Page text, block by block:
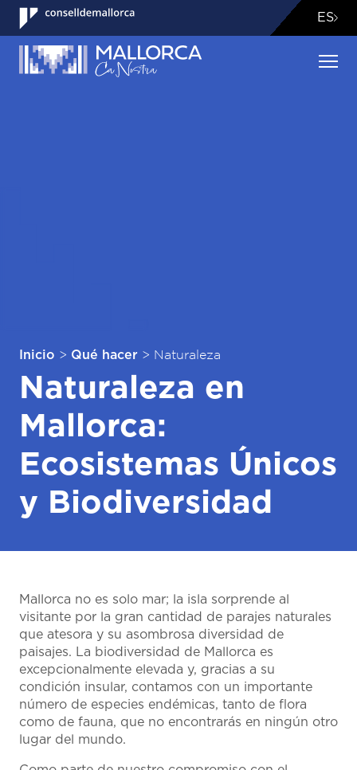
ES
Inicio > Qué hacer > Naturaleza
Naturaleza en
Mallorca:
Ecosistemas Únicos
y Biodiversidad
Mallorca no es solo mar; la isla sorprende al
visitante por la gran cantidad de parajes naturales
que atesora y su asombrosa diversidad de
paisajes. La biodiversidad de Mallorca es
excepcionalmente elevada y, gracias a su
condición insular, contamos con un importante
número de especies endémicas, tanto de flora
como de fauna, que no encontrarás en ningún otro
lugar del mundo.